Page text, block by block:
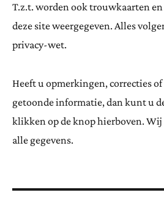
T.z.t. worden ook trouwkaarten
deze site weergegeven. Alles
privacy-wet.
Heeft u opmerkingen, correcties
getoonde informatie, dan kunt u
klikken op de knop hierboven. Wij
alle gegevens.